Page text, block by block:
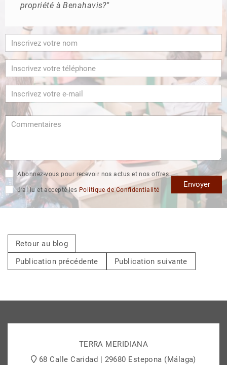
propriété à Benahavis?"
Abonnez-vous pour recevoir nos actus et nos offres
J’ai lu et accepté les Politique de Confidentialité
Envoyer
Retour au blog
Publication précédente
Publication suivante
TERRA MERIDIANA
68 Calle Caridad | 29680 Estepona (Málaga)